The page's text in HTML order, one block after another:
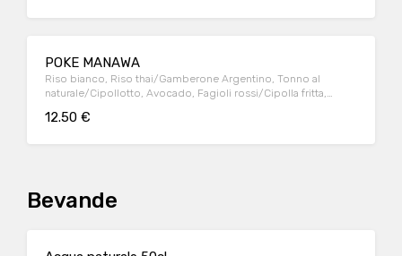
POKE MANAWA
Riso bianco, Riso thai/Gamberone Argentino, Tonno al
naturale/Cipollotto, Avocado, Fagioli rossi/Cipolla fritta,
12.50 €
Bevande